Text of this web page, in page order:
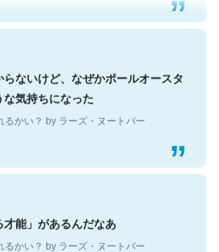
ないけど、なぜかポールオースタ
気持ちになった
能」があるんだなあ